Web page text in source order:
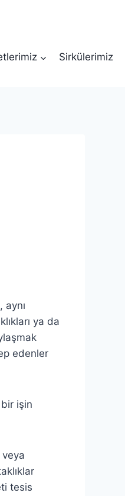
Sirkülerimiz
aynı
ya da
edenler
bir işin
veya
tesis